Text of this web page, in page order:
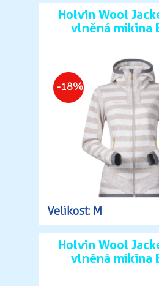
Holvin Wool
vlněná mikina
-18%
Velikost: M
Holvin Wool
vlněná mikina